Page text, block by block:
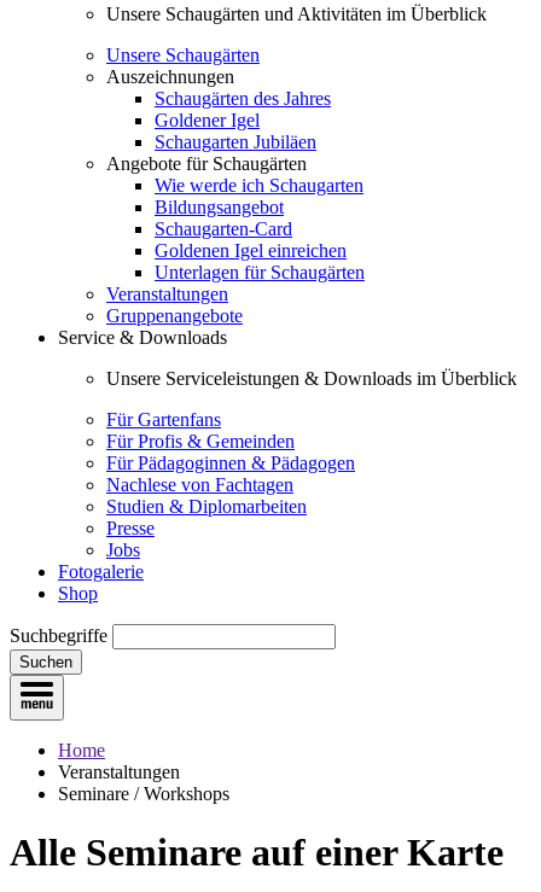
Unsere Schaugärten und Aktivitäten im Überblick
Unsere Schaugärten
Auszeichnungen
Schaugärten des Jahres
Goldener Igel
Schaugarten Jubiläen
Angebote für Schaugärten
Wie werde ich Schaugarten
Bildungsangebot
Schaugarten-Card
Goldenen Igel einreichen
Unterlagen für Schaugärten
Veranstaltungen
Gruppenangebote
Service & Downloads
Unsere Serviceleistungen & Downloads im Überblick
Für Gartenfans
Für Profis & Gemeinden
Für Pädagoginnen & Pädagogen
Nachlese von Fachtagen
Studien & Diplomarbeiten
Presse
Jobs
Fotogalerie
Shop
Suchbegriffe
Suchen
Home
Veranstaltungen
Seminare / Workshops
Alle Seminare auf einer Karte